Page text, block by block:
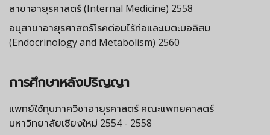
สาขาอายุรศาสตร์ (Internal Medicine) 2558
อนุสาขาอายุรศาสตร์โรคต่อมไร้ท่อและเมตะบอลิสม
(Endocrinology and Metabolism) 2560
การศึกษาหลังปริญญา
แพทย์ใช้ทุนภาควิชาอายุรศาสตร์ คณะแพทยศาสตร์
มหาวิทยาลัยเชียงใหม่ 2554 - 2558